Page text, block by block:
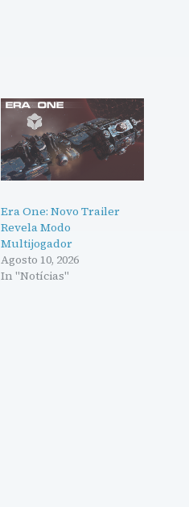
Era One: Novo Trailer
Revela Modo
Multijogador
Agosto 10, 2026
In "Notícias"